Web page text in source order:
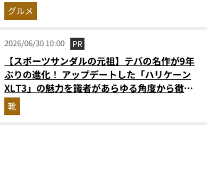
グルメ
2026/06/30 10:00 PR
【スポーツサンダルの元祖】テバの名作が9年
ぶりの進化！ アップデートした「ハリケーン
XLT3」の魅力を識者があらゆる角度から徹底
解説！
靴